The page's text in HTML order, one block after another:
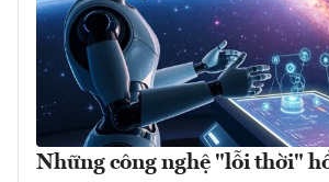
Những công nghệ "lỗi thời"